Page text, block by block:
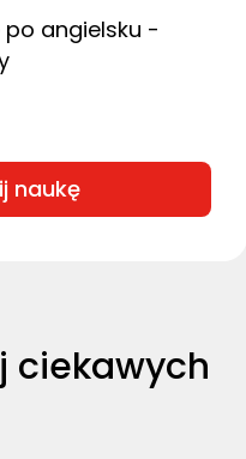
angielsku -
naukę
ciekawych